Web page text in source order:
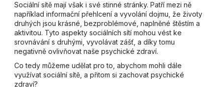
Sociální sítě mají však i své stinné stránky. Patří mezi ně
například informační přehlcení a vyvolání dojmu, že životy
druhých jsou krásné, bezproblémové, naplněné štěstím a
aktivitou. Tyto aspekty sociálních sítí mohou vést ke
srovnávání s druhými, vyvolávat zášť, a díky tomu
negativně ovlivňovat naše psychické zdraví.
Co tedy můžeme udělat pro to, abychom mohli dále
využívat sociální sítě, a přitom si zachovat psychické
zdraví?